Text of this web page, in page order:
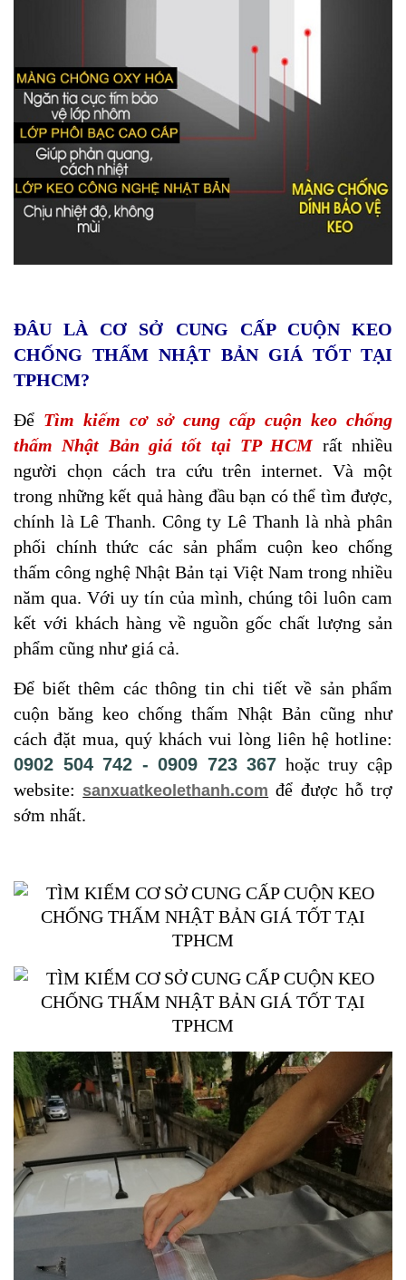
ĐÂU LÀ CƠ SỞ CUNG CẤP CUỘN KEO
CHỐNG THẤM NHẬT BẢN GIÁ TỐT TẠI
TPHCM?
Để Tìm kiếm cơ sở cung cấp cuộn keo chống
thấm Nhật Bản giá tốt tại TP HCM rất nhiều
người chọn cách tra cứu trên internet. Và một
trong những kết quả hàng đầu bạn có thể tìm được,
chính là Lê Thanh. Công ty Lê Thanh là nhà phân
phối chính thức các sản phẩm cuộn keo chống
thấm công nghệ Nhật Bản tại Việt Nam trong nhiều
năm qua. Với uy tín của mình, chúng tôi luôn cam
kết với khách hàng về nguồn gốc chất lượng sản
phẩm cũng như giá cả.
Để biết thêm các thông tin chi tiết về sản phẩm
cuộn băng keo chống thấm Nhật Bản cũng như
cách đặt mua, quý khách vui lòng liên hệ hotline:
0902 504 742 - 0909 723 367 hoặc truy cập
website: sanxuatkeolethanh.com để được hỗ trợ
sớm nhất.